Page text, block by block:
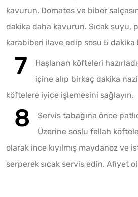
kavurun. Domates ve biber
dakika daha kavurun. Sıcak suyu,
karabiberi ilave edip sosu 5 dakika
Haşlanan köfteleri
içine alıp birkaç dakika
köftelere iyice işlemesini sağlayın.
Servis tabağına önce
Üzerine soslu fellah
olarak ince kıyılmış maydanoz ve
serperek sıcak servis edin. Afiyet